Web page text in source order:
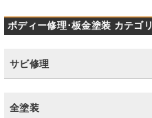
ボディー修理･板金塗装 カテゴリ
サビ修理
全塗装